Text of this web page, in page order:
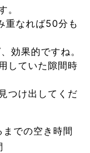
。
重なれば50分も
効果的ですね。
していた隙間時
つけ出してくだ
での空き時間